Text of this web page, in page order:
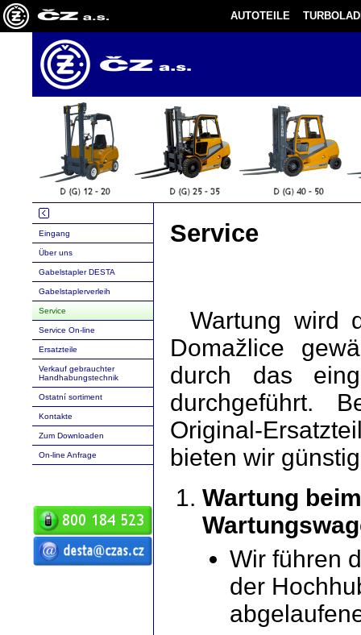
AUTOTEILE
Eingang
Über uns
Gabelstapler DESTA
Gabelstaplerverleih
Service
Service On-line
Ersatzteile
Verkauf gebrauchter
Handhabungstechnik
Ostatní sortiment
Kontakte
Zum Downloaden
On-line Anfrage
Service
Wartung wird
Domažlice
durch das
durchgeführt.
Original-
bieten wir
Wartung
Wir führen
der